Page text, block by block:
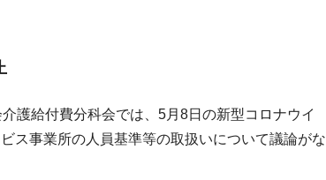
護給付費分科会では、5月8日の新型コロナウイ
ス事業所の人員基準等の取扱いについて議論がな